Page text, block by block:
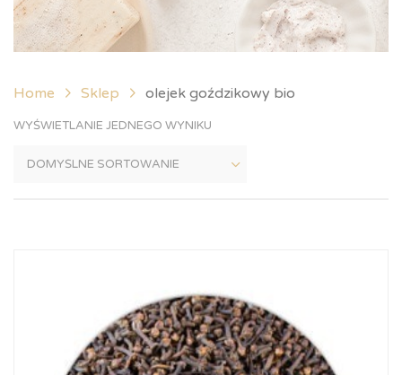
Home Sklep olejek goździkowy bio
WYŚWIETLANIE JEDNEGO WYNIKU